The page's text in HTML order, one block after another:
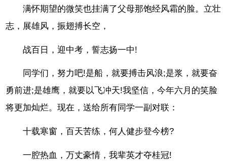
满怀期望的微笑也挂满了父母那饱经风霜的脸。立壮
志，展雄风，振翅搏长空，
战百日，迎中考，誓志扬一中!
同学们，努力吧!是船，就要搏击风浪;是浆，就要奋
勇前进;是雄鹰，就要以飞冲天!我坚信，今年六月的笑脸
将更加灿烂。现在，送给所有同学一副对联：
十载寒窗，百天苦练，何人健步登今榜?
一腔热血，万丈豪情，我辈英才夺桂冠!